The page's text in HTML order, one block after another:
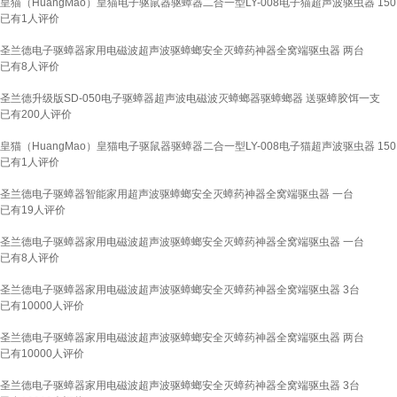
皇猫（HuangMao）皇猫电子驱鼠器驱蟑器二合一型LY-008电子猫超声波驱虫器 150
已有1 人评价
圣兰德电子驱蟑器家用电磁波超声波驱蟑螂安全灭蟑药神器全窝端驱虫器 两台
已有8 人评价
圣兰德升级版SD-050电子驱蟑器超声波电磁波灭蟑螂器驱蟑螂器 送驱蟑胶饵一支
已有200人评价
皇猫（HuangMao）皇猫电子驱鼠器驱蟑器二合一型LY-008电子猫超声波驱虫器 150
已有1 人评价
圣兰德电子驱蟑器智能家用超声波驱蟑螂安全灭蟑药神器全窝端驱虫器 一台
已有19 人评价
圣兰德电子驱蟑器家用电磁波超声波驱蟑螂安全灭蟑药神器全窝端驱虫器 一台
已有8 人评价
圣兰德电子驱蟑器家用电磁波超声波驱蟑螂安全灭蟑药神器全窝端驱虫器 3台
已有10000人评价
圣兰德电子驱蟑器家用电磁波超声波驱蟑螂安全灭蟑药神器全窝端驱虫器 两台
已有10000人评价
圣兰德电子驱蟑器家用电磁波超声波驱蟑螂安全灭蟑药神器全窝端驱虫器 3台